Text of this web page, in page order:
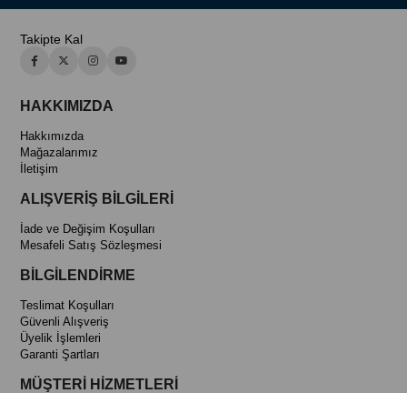
Takipte Kal
HAKKIMIZDA
Hakkımızda
Mağazalarımız
İletişim
ALIŞVERİŞ BİLGİLERİ
İade ve Değişim Koşulları
Mesafeli Satış Sözleşmesi
BİLGİLENDİRME
Teslimat Koşulları
Güvenli Alışveriş
Üyelik İşlemleri
Garanti Şartları
MÜŞTERİ HİZMETLERİ